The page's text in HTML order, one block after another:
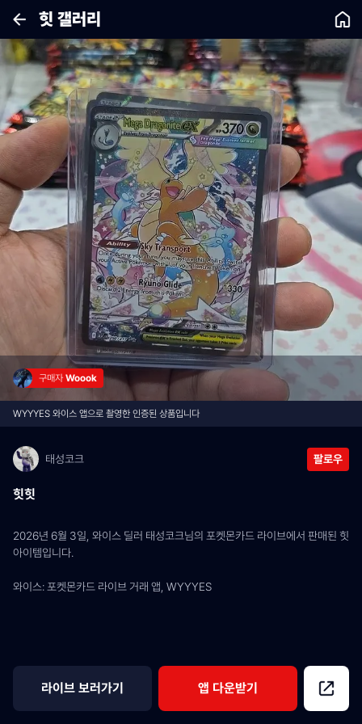
힛 갤러리
구매자 Woook
WYYYES 와이스 앱으로 촬영한 인증된 상품입니다
태성코크 팔로우
힛힛
2026년 6월 3일, 와이스 딜러 태성코크님의 포켓몬카드 라이브에서 판매된 힛
아이템입니다.
와이스: 포켓몬카드 라이브 거래 앱, WYYYES
라이브 보러가기 앱 다운받기